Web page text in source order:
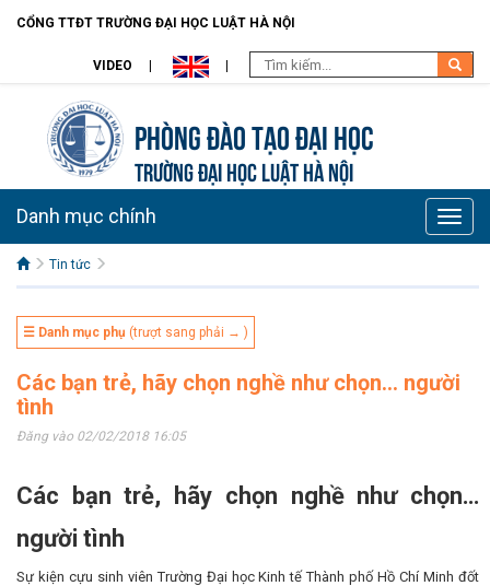
CỔNG TTĐT TRƯỜNG ĐẠI HỌC LUẬT HÀ NỘI
VIDEO
Phòng Đào Tạo đại học
TRƯỜNG ĐẠI HỌC LUẬT HÀ NỘI
Toggle
Danh mục chính
Tin tức
☰ Danh mục phụ (trượt sang phải → )
Các bạn trẻ, hãy chọn nghề như chọn… người
tình
Đăng vào 02/02/2018 16:05
Các bạn trẻ, hãy chọn nghề như chọn…
người tình
Sự kiện cựu sinh viên Trường Đại học Kinh tế Thành phố Hồ Chí Minh đốt